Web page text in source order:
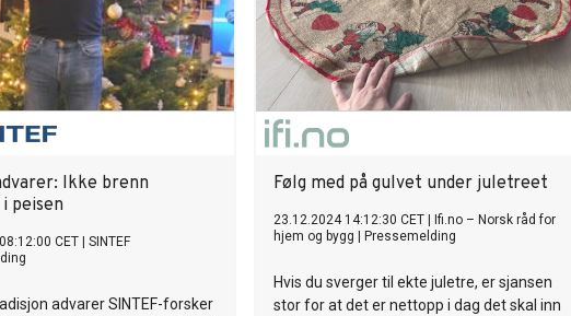
Ikke brenn
peisen
CET
SINTEF
advarer SINTEF-forsker
Følg med på gulvet under juletreet
23.12.2024 14:12:30 CET
Ifi.no – Norsk råd for
hjem og bygg
Pressemelding
Hvis du sverger til ekte juletre, er sjansen
stor for at det er nettopp i dag det skal inn